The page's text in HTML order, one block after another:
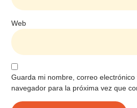
Web
Guarda mi nombre, correo
navegador para la próxima vez que